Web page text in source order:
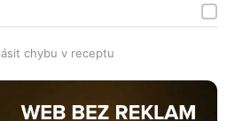
chybu v receptu